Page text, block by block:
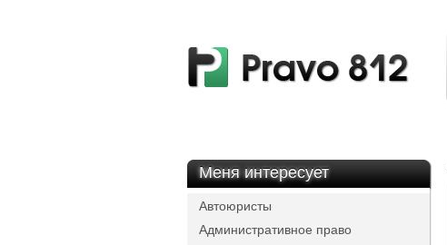
Меня интересует
Автоюристы
Административное право